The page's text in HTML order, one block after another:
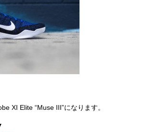
XI Elite “Muse III”になります。